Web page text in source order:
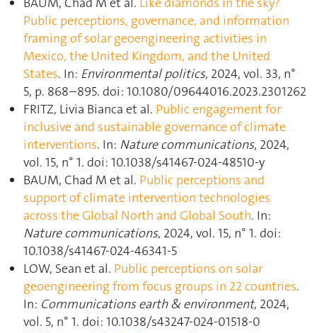
Public perceptions, governance, and information
framing of solar geoengineering activities in
Mexico, the United Kingdom, and the United
States. In: Environmental politics, 2024, vol. 33, n°
5, p. 868–895. doi: 10.1080/09644016.2023.2301262
FRITZ, Livia Bianca et al. Public engagement for
inclusive and sustainable governance of climate
interventions. In: Nature communications, 2024,
vol. 15, n° 1. doi: 10.1038/s41467-024-48510-y
BAUM, Chad M et al. Public perceptions and
support of climate intervention technologies
across the Global North and Global South. In:
Nature communications, 2024, vol. 15, n° 1. doi:
10.1038/s41467-024-46341-5
LOW, Sean et al. Public perceptions on solar
geoengineering from focus groups in 22 countries.
In: Communications earth & environment, 2024,
vol. 5, n° 1. doi: 10.1038/s43247-024-01518-0